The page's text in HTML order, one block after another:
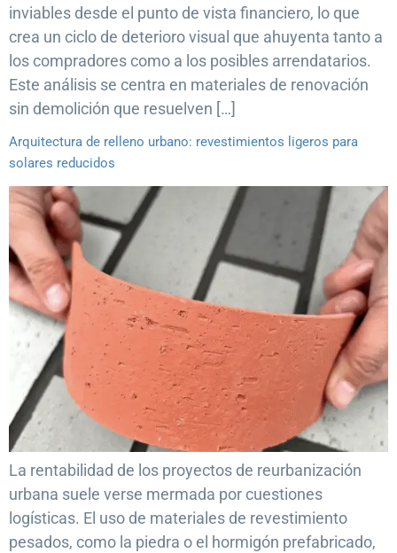
inviables desde el punto de vista financiero, lo que
crea un ciclo de deterioro visual que ahuyenta tanto a
los compradores como a los posibles arrendatarios.
Este análisis se centra en materiales de renovación
sin demolición que resuelven […]
Arquitectura de relleno urbano: revestimientos ligeros para
solares reducidos
La rentabilidad de los proyectos de reurbanización
urbana suele verse mermada por cuestiones
logísticas. El uso de materiales de revestimiento
pesados, como la piedra o el hormigón prefabricado,